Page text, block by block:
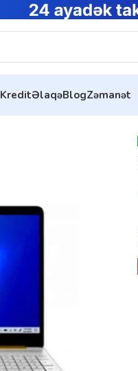
KreditƏlaqəBlogZəmanət